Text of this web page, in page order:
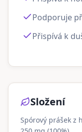
Podporuje
Přispívá k
Složení
Spórový prášek z